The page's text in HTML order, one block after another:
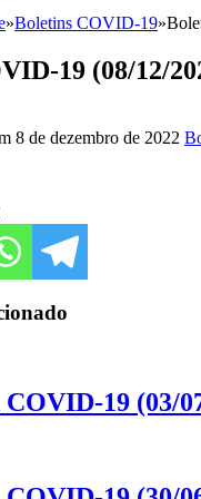
»Boletins COVID-19»
19 (08/12/
8 de dezembro de 2022
19 (03/